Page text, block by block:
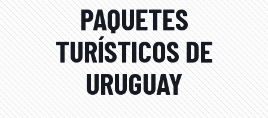
PAQUETES
TURÍSTICOS DE
URUGUAY